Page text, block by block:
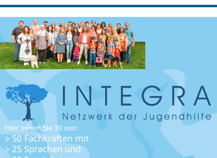
Hier sehen Sie 30 von:
> 50 Fachkräften mit
> 25 Sprachen und